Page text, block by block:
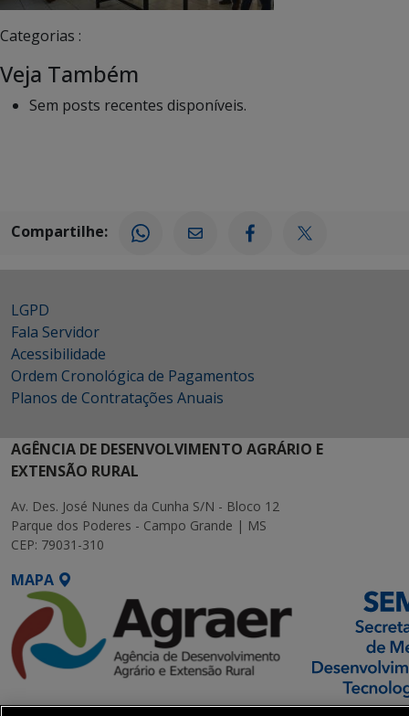
Categorias :
Veja Também
Sem posts recentes disponíveis.
Compartilhe:
LGPD
Fala Servidor
Acessibilidade
Ordem Cronológica de Pagamentos
Planos de Contratações Anuais
AGÊNCIA DE DESENVOLVIMENTO AGRÁRIO E
EXTENSÃO RURAL
Av. Des. José Nunes da Cunha S/N - Bloco 12
Parque dos Poderes - Campo Grande | MS
CEP: 79031-310
MAPA